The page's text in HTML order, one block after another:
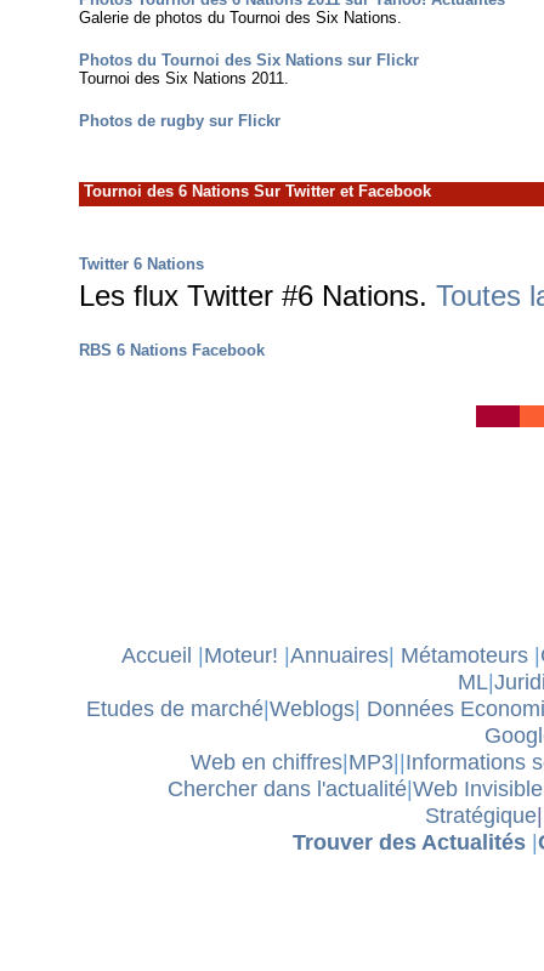
Galerie de photos du Tournoi des Six Nations.
Photos du Tournoi des Six Nations sur Flickr
Tournoi des Six Nations 2011.
Photos de rugby sur Flickr
Tournoi des 6 Nations Sur Twitter et Facebook
Twitter 6 Nations
Les flux Twitter #6 Nations. Toutes
RBS 6 Nations Facebook
Accueil |Moteur! |Annuaires| Métamoteurs|
ML|
Etudes de marché|Weblogs| Données
Web en chiffres|MP3||Informations
Chercher dans l'actualité|Web Invisible
Stratégique|
Trouver des Actualités|